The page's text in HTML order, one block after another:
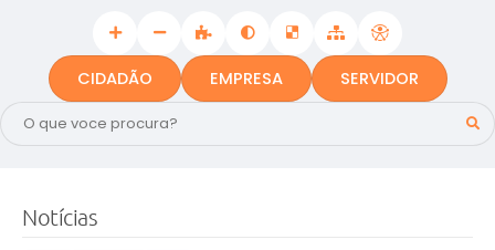
CIDADÃO EMPRESA SERVIDOR
Notícias